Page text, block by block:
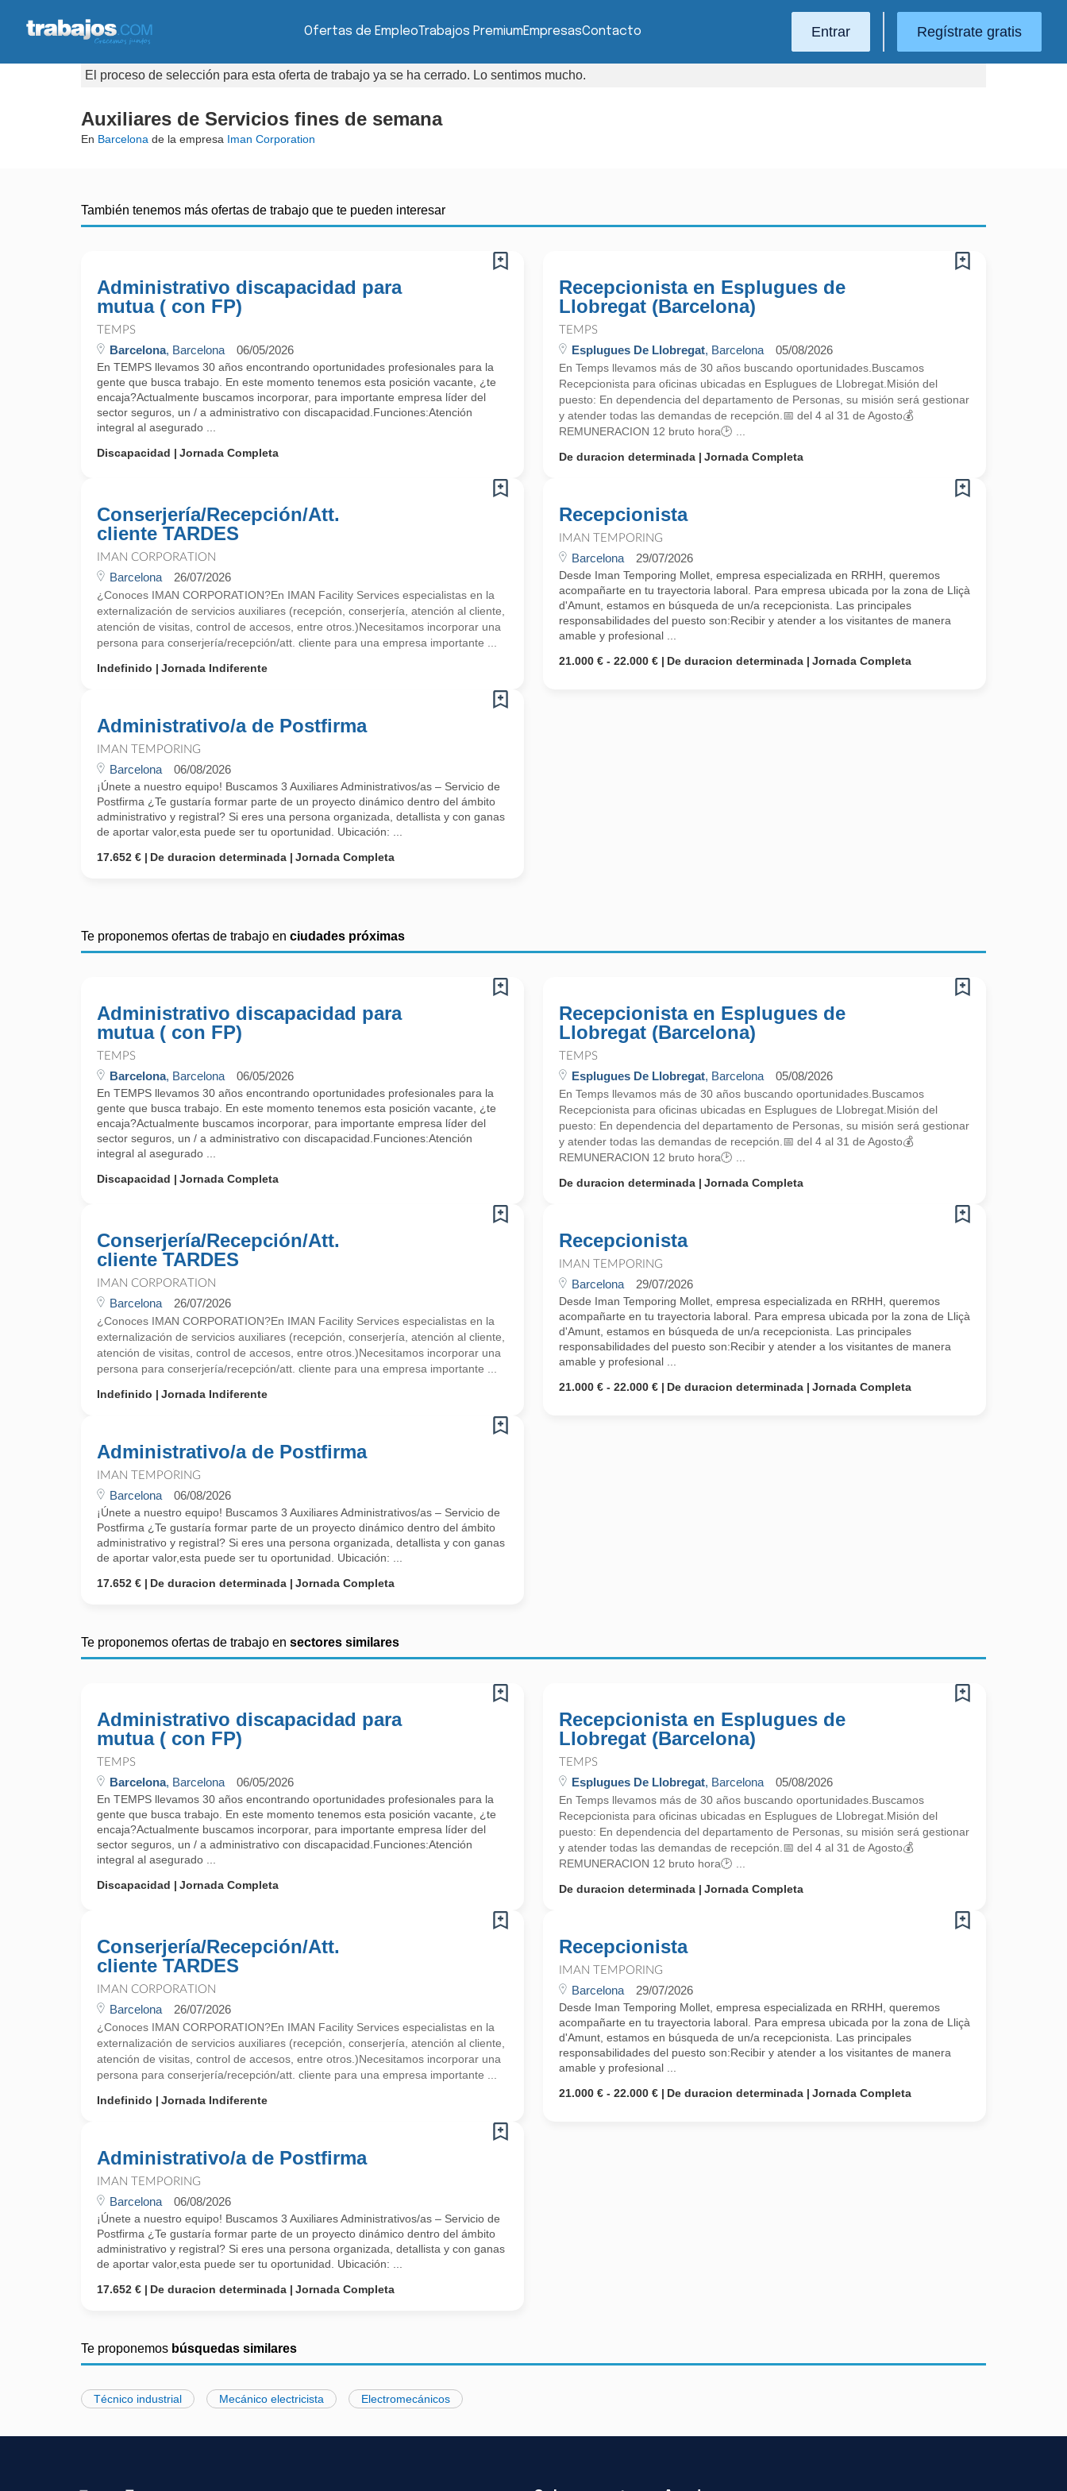
Ofertas de EmpleoTrabajos PremiumEmpresasContacto Entrar Regístrate gratis
El proceso de selección para esta oferta de trabajo ya se ha cerrado. Lo sentimos mucho.
Auxiliares de Servicios fines de semana
En Barcelona de la empresa Iman Corporation
También tenemos más ofertas de trabajo que te pueden interesar
Administrativo discapacidad para
mutua ( con FP)
TEMPS
Barcelona, Barcelona 06/05/2026
En TEMPS llevamos 30 años encontrando oportunidades profesionales para la
gente que busca trabajo. En este momento tenemos esta posición vacante, ¿te
encaja?Actualmente buscamos incorporar, para importante empresa líder del
sector seguros, un / a administrativo con discapacidad.Funciones:Atención
integral al asegurado ...
Discapacidad
Jornada Completa
Recepcionista en Esplugues de
Llobregat (Barcelona)
TEMPS
Esplugues De Llobregat, Barcelona 05/08/2026
En Temps llevamos más de 30 años buscando oportunidades.Buscamos
Recepcionista para oficinas ubicadas en Esplugues de Llobregat.Misión del
puesto: En dependencia del departamento de Personas, su misión será gestionar
y atender todas las demandas de recepción.📅 del 4 al 31 de Agosto💰
REMUNERACION 12 bruto hora🕑 ...
De duracion determinada
Jornada Completa
Conserjería/Recepción/Att.
cliente TARDES
IMAN CORPORATION
Barcelona 26/07/2026
¿Conoces IMAN CORPORATION?En IMAN Facility Services especialistas en la
externalización de servicios auxiliares (recepción, conserjería, atención al cliente,
atención de visitas, control de accesos, entre otros.)Necesitamos incorporar una
persona para conserjería/recepción/att. cliente para una empresa importante ...
Indefinido
Jornada Indiferente
Recepcionista
IMAN TEMPORING
Barcelona 29/07/2026
Desde Iman Temporing Mollet, empresa especializada en RRHH, queremos
acompañarte en tu trayectoria laboral. Para empresa ubicada por la zona de Lliçà
d'Amunt, estamos en búsqueda de un/a recepcionista. Las principales
responsabilidades del puesto son:Recibir y atender a los visitantes de manera
amable y profesional ...
21.000 € - 22.000 €
De duracion determinada Jornada Completa
Administrativo/a de Postfirma
IMAN TEMPORING
Barcelona 06/08/2026
¡Únete a nuestro equipo! Buscamos 3 Auxiliares Administrativos/as – Servicio de
Postfirma ¿Te gustaría formar parte de un proyecto dinámico dentro del ámbito
administrativo y registral? Si eres una persona organizada, detallista y con ganas
de aportar valor,esta puede ser tu oportunidad. Ubicación: ...
17.652 €
De duracion determinada Jornada Completa
Te proponemos ofertas de trabajo en ciudades próximas
Administrativo discapacidad para
mutua ( con FP)
TEMPS
Barcelona, Barcelona 06/05/2026
En TEMPS llevamos 30 años encontrando oportunidades profesionales para la
gente que busca trabajo. En este momento tenemos esta posición vacante, ¿te
encaja?Actualmente buscamos incorporar, para importante empresa líder del
sector seguros, un / a administrativo con discapacidad.Funciones:Atención
integral al asegurado ...
Discapacidad
Jornada Completa
Recepcionista en Esplugues de
Llobregat (Barcelona)
TEMPS
Esplugues De Llobregat, Barcelona 05/08/2026
En Temps llevamos más de 30 años buscando oportunidades.Buscamos
Recepcionista para oficinas ubicadas en Esplugues de Llobregat.Misión del
puesto: En dependencia del departamento de Personas, su misión será gestionar
y atender todas las demandas de recepción.📅 del 4 al 31 de Agosto💰
REMUNERACION 12 bruto hora🕑 ...
De duracion determinada
Jornada Completa
Conserjería/Recepción/Att.
cliente TARDES
IMAN CORPORATION
Barcelona 26/07/2026
¿Conoces IMAN CORPORATION?En IMAN Facility Services especialistas en la
externalización de servicios auxiliares (recepción, conserjería, atención al cliente,
atención de visitas, control de accesos, entre otros.)Necesitamos incorporar una
persona para conserjería/recepción/att. cliente para una empresa importante ...
Indefinido
Jornada Indiferente
Recepcionista
IMAN TEMPORING
Barcelona 29/07/2026
Desde Iman Temporing Mollet, empresa especializada en RRHH, queremos
acompañarte en tu trayectoria laboral. Para empresa ubicada por la zona de Lliçà
d'Amunt, estamos en búsqueda de un/a recepcionista. Las principales
responsabilidades del puesto son:Recibir y atender a los visitantes de manera
amable y profesional ...
21.000 € - 22.000 €
De duracion determinada Jornada Completa
Administrativo/a de Postfirma
IMAN TEMPORING
Barcelona 06/08/2026
¡Únete a nuestro equipo! Buscamos 3 Auxiliares Administrativos/as – Servicio de
Postfirma ¿Te gustaría formar parte de un proyecto dinámico dentro del ámbito
administrativo y registral? Si eres una persona organizada, detallista y con ganas
de aportar valor,esta puede ser tu oportunidad. Ubicación: ...
17.652 €
De duracion determinada Jornada Completa
Te proponemos ofertas de trabajo en sectores similares
Administrativo discapacidad para
mutua ( con FP)
TEMPS
Barcelona, Barcelona 06/05/2026
En TEMPS llevamos 30 años encontrando oportunidades profesionales para la
gente que busca trabajo. En este momento tenemos esta posición vacante, ¿te
encaja?Actualmente buscamos incorporar, para importante empresa líder del
sector seguros, un / a administrativo con discapacidad.Funciones:Atención
integral al asegurado ...
Discapacidad
Jornada Completa
Recepcionista en Esplugues de
Llobregat (Barcelona)
TEMPS
Esplugues De Llobregat, Barcelona 05/08/2026
En Temps llevamos más de 30 años buscando oportunidades.Buscamos
Recepcionista para oficinas ubicadas en Esplugues de Llobregat.Misión del
puesto: En dependencia del departamento de Personas, su misión será gestionar
y atender todas las demandas de recepción.📅 del 4 al 31 de Agosto💰
REMUNERACION 12 bruto hora🕑 ...
De duracion determinada
Jornada Completa
Conserjería/Recepción/Att.
cliente TARDES
IMAN CORPORATION
Barcelona 26/07/2026
¿Conoces IMAN CORPORATION?En IMAN Facility Services especialistas en la
externalización de servicios auxiliares (recepción, conserjería, atención al cliente,
atención de visitas, control de accesos, entre otros.)Necesitamos incorporar una
persona para conserjería/recepción/att. cliente para una empresa importante ...
Indefinido
Jornada Indiferente
Recepcionista
IMAN TEMPORING
Barcelona 29/07/2026
Desde Iman Temporing Mollet, empresa especializada en RRHH, queremos
acompañarte en tu trayectoria laboral. Para empresa ubicada por la zona de Lliçà
d'Amunt, estamos en búsqueda de un/a recepcionista. Las principales
responsabilidades del puesto son:Recibir y atender a los visitantes de manera
amable y profesional ...
21.000 € - 22.000 €
De duracion determinada Jornada Completa
Administrativo/a de Postfirma
IMAN TEMPORING
Barcelona 06/08/2026
¡Únete a nuestro equipo! Buscamos 3 Auxiliares Administrativos/as – Servicio de
Postfirma ¿Te gustaría formar parte de un proyecto dinámico dentro del ámbito
administrativo y registral? Si eres una persona organizada, detallista y con ganas
de aportar valor,esta puede ser tu oportunidad. Ubicación: ...
17.652 €
De duracion determinada Jornada Completa
Te proponemos búsquedas similares
Técnico industrial Mecánico electricista Electromecánicos